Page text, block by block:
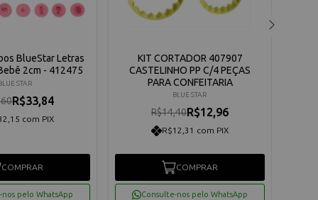
BlueStar Letras
2cm - 412475
STAR
R$33,84
com PIX
COMPRAR
nos pelo WhatsApp
KIT CORTADOR 407907
CASTELINHO PP C/4 PEÇAS
PARA CONFEITARIA
BLUE STAR
R$14,40R$12,96
R$12,31 com PIX
COMPRAR
Consulte-nos pelo WhatsApp